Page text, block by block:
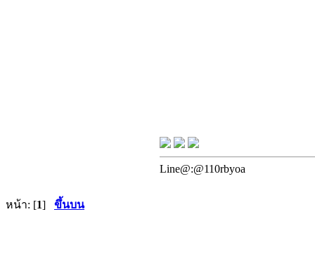
Line@:@110rbyoa
หน้า: [1] ขึ้นบน